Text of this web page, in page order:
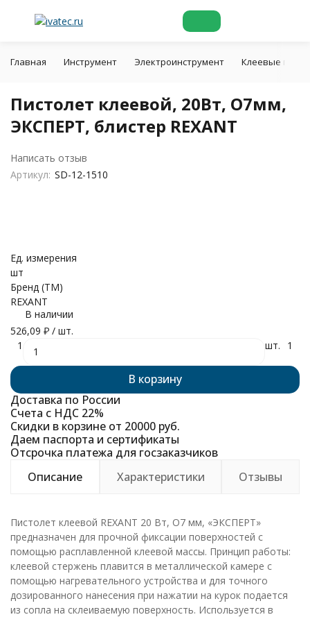
Главная Инструмент Электроинструмент Клеевые
Пистолет клеевой, 20Вт, O7мм,
ЭКСПЕРТ, блистер REXANT
Написать отзыв
Артикул: SD-12-1510
Ед. измерения
шт
Бренд (ТМ)
REXANT
В наличии
526,09 ₽ / шт.
1
шт. 1
В корзину
Доставка по России
Счета с НДС 22%
Скидки в корзине от 20000 руб.
Даем паспорта и сертификаты
Отсрочка платежа для госзаказчиков
Описание
Характеристики Отзывы
Пистолет клеевой REXANT 20 Вт, O7 мм, «ЭКСПЕРТ»
предназначен для прочной фиксации поверхностей с
помощью расплавленной клеевой массы. Принцип работы:
клеевой стержень плавится в металлической камере с
помощью нагревательного устройства и для точного
дозированного нанесения при нажатии на курок подается
из сопла на склеиваемую поверхность. Используется в